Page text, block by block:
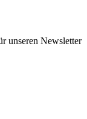
unseren Newsletter